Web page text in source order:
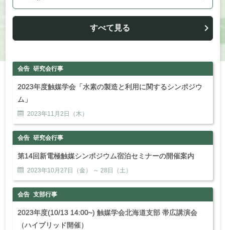
すべて見る
会告 研究会行事
2023年度触媒学会「水素の製造と利用に関するシンポジウ
ム」
2023年11月 2日（木）
会告 研究会行事
第14回新電極触媒シンポジウム宿泊セミナーの開催案内
2023年10月 27日（金） ～ 28日（土）
会告 支部行事
2023年度(10/13 14:00~) 触媒学会北海道支部 帯広講演会
（ハイブリッド開催）